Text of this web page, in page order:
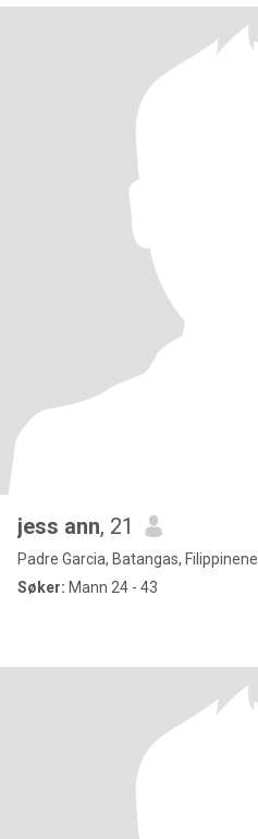
jess ann, 21
Padre Garcia, Batangas, Filippinene
Søker: Mann 24 - 43